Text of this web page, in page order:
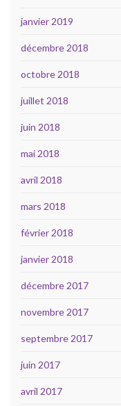
janvier 2019
décembre 2018
octobre 2018
juillet 2018
juin 2018
mai 2018
avril 2018
mars 2018
février 2018
janvier 2018
décembre 2017
novembre 2017
septembre 2017
juin 2017
avril 2017